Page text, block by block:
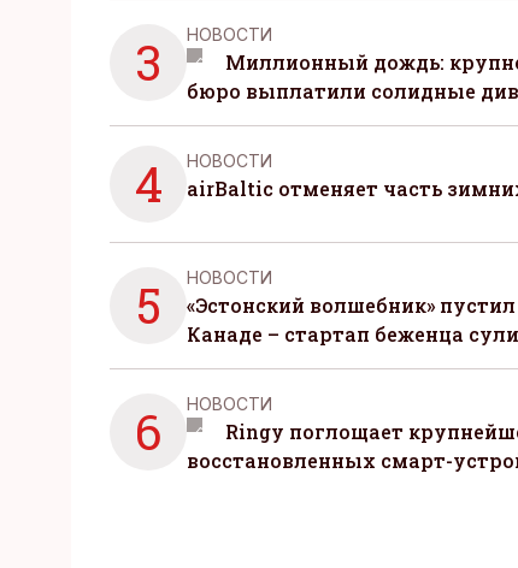
3 НОВОСТИ
Миллионный дождь:
бюро выплатили солидные
4 НОВОСТИ
airBaltic отменяет часть
5 НОВОСТИ
«Эстонский волшебник»
Канаде – стартап беженца
6 НОВОСТИ
Ringy поглощает
восстановленных смарт-